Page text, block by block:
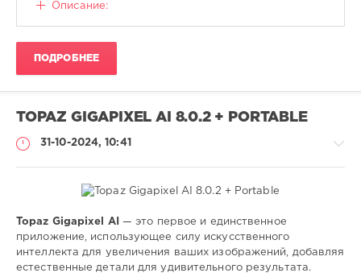
Описание:
ПОДРОБНЕЕ
TOPAZ GIGAPIXEL AI 8.0.2 + PORTABLE
31-10-2024, 10:41
SamDel
Topaz Gigapixel AI
— это первое и единственное
приложение, использующее силу искусственного
интеллекта для увеличения ваших изображений, добавляя
естественные детали для удивительного результата.